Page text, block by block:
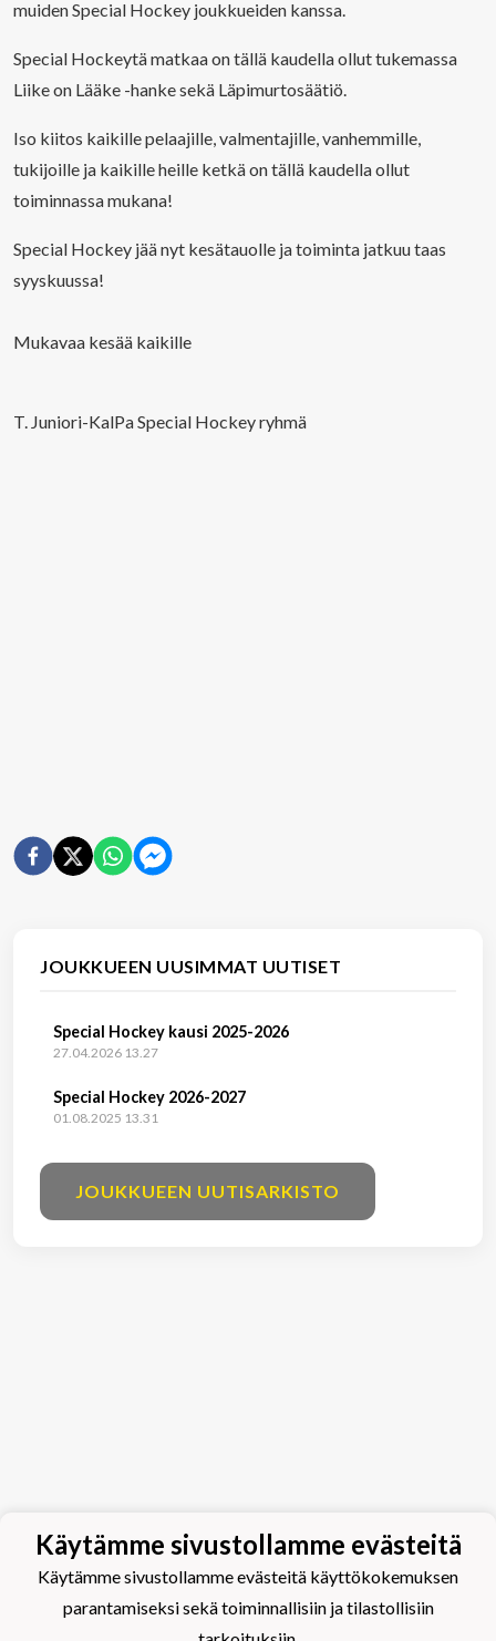
muiden Special Hockey joukkueiden kanssa.
Special Hockeytä matkaa on tällä kaudella ollut tukemassa
Liike on Lääke -hanke sekä Läpimurtosäätiö.
Iso kiitos kaikille pelaajille, valmentajille, vanhemmille,
tukijoille ja kaikille heille ketkä on tällä kaudella ollut
toiminnassa mukana!
Special Hockey jää nyt kesätauolle ja toiminta jatkuu taas
syyskuussa!
Mukavaa kesää kaikille
T. Juniori-KalPa Special Hockey ryhmä
JOUKKUEEN UUSIMMAT UUTISET
Special Hockey kausi 2025-2026
27.04.2026 13.27
Special Hockey 2026-2027
01.08.2025 13.31
JOUKKUEEN UUTISARKISTO
Käytämme sivustollamme evästeitä
Käytämme sivustollamme evästeitä käyttökokemuksen
parantamiseksi sekä toiminnallisiin ja tilastollisiin